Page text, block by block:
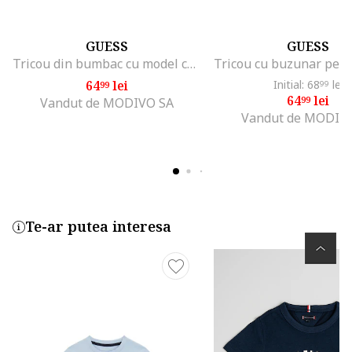
GUESS
Tricou din bumbac cu model cu logo
6499lei
Vandut de MODIVO SA
GUESS
Initial: 6899 lei
6499lei
Vandut de
Te-ar putea interesa